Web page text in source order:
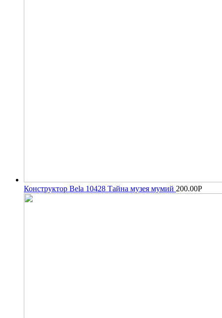
Конструктор Bela 10428 Тайна музея мумий 200.00Р